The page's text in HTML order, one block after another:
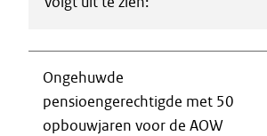
Ongehuwde
pensioengerechtigde met 50
opbouwjaren voor de AOW